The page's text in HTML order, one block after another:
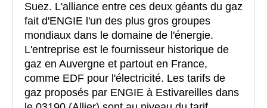
Suez. L'alliance entre ces deux géants du gaz
fait d'ENGIE l'un des plus gros groupes
mondiaux dans le domaine de l'énergie.
L'entreprise est le fournisseur historique de
gaz en Auvergne et partout en France,
comme EDF pour l'électricité. Les tarifs de
gaz proposés par ENGIE à Estivareilles dans